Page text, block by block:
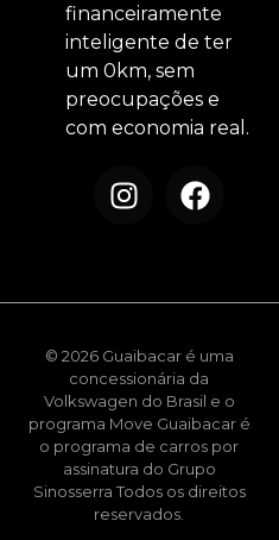
financeiramente
inteligente de ter
um 0km, sem
preocupações e
com economia real.
© 2026 Guaibacar é uma
concessionária da
Volkswagen do Brasil e o
programa Move Guaibacar é
o programa de carros por
assinatura do Grupo
Sinosserra Todos os direitos
reservados.